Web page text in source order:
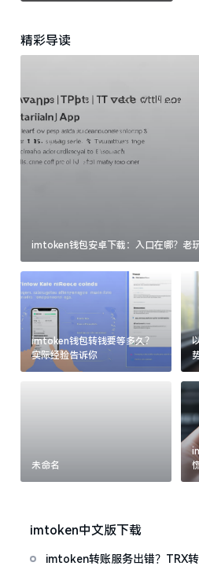
精彩导读
imtoken钱包安卓下载：入口在哪？老
imtoken钱包转钱要等多久？
实际经验告诉你
未命名
imtoken中文版下载
imtoken转账服务出错？TRX转